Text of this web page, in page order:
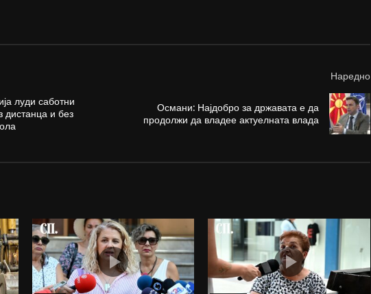
луди саботни
дистанца и без
Наредно
Османи: Најдобро за државата е да
продолжи да владее актуелната влада